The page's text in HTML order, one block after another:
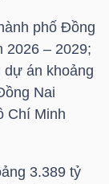
phố Đồng
2026 – 2029;
án khoảng
Nai
Chí Minh
3.389 tỷ